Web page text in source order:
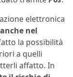
elettronica
nel
la possibilità
a quelli
affatto. In